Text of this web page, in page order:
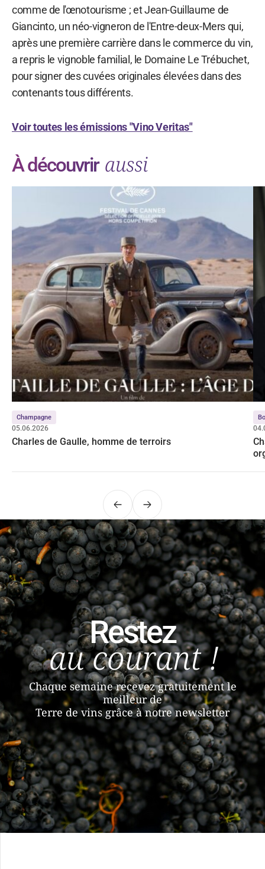
comme de l'œnotourisme ; et Jean-Guillaume de
Giancinto, un néo-vigneron de l'Entre-deux-Mers qui,
après une première carrière dans le commerce du vin,
a repris le vignoble familial, le Domaine Le Trébuchet,
pour signer des cuvées originales élevées dans des
contenants tous différents.
Voir toutes les émissions "Vino Veritas"
À découvrir aussi
Champagne
05.06.2026
Charles de Gaulle, homme de terroirs
PrécédentSuivant
Restez
au courant !
Chaque semaine recevez gratuitement le
meilleur de
Terre de vins grâce à notre newsletter